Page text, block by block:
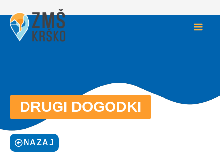
content
DRUGI DOGODKI
NAZAJ